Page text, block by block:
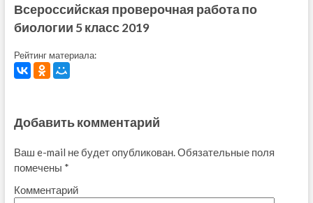
Всероссийская проверочная работа по
биологии 5 класс 2019
Рейтинг материала:
Добавить комментарий
Ваш e-mail не будет опубликован.Обязательные поля
помечены *
Комментарий